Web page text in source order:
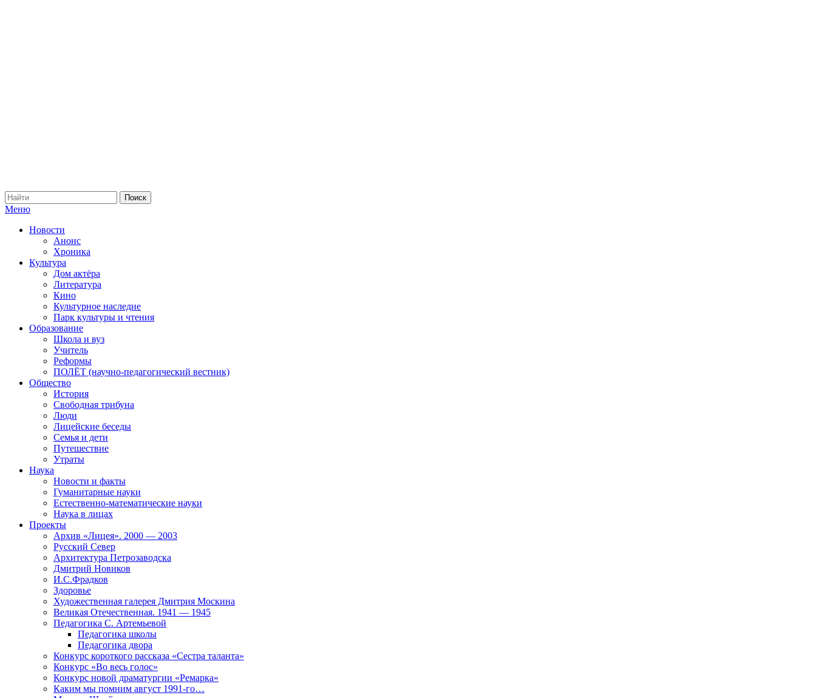
Меню
Новости
Анонс
Хроника
Культура
Дом актёра
Литература
Кино
Культурное наследие
Парк культуры и чтения
Образование
Школа и вуз
Учитель
Реформы
ПОЛЁТ (научно-педагогический вестник)
Общество
История
Свободная трибуна
Люди
Лицейские беседы
Семья и дети
Путешествие
Утраты
Наука
Новости и факты
Гуманитарные науки
Естественно-математические науки
Наука в лицах
Проекты
Архив «Лицея». 2000 — 2003
Русский Север
Архитектура Петрозаводска
Дмитрий Новиков
И.С.Фрадков
Здоровье
Художественная галерея Дмитрия Москина
Великая Отечественная. 1941 — 1945
Педагогика С. Артемьевой
Педагогика школы
Педагогика двора
Конкурс короткого рассказа «Сестра таланта»
Конкурс «Во весь голос»
Конкурс новой драматургии «Ремарка»
Каким мы помним август 1991-го…